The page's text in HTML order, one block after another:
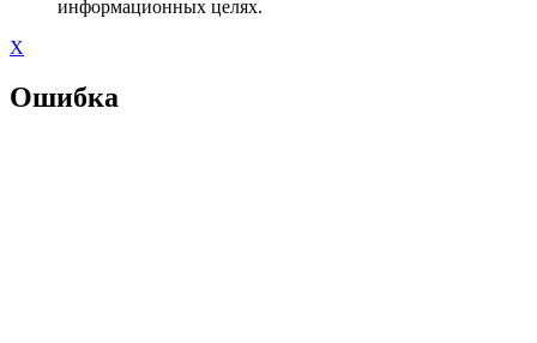
информационных целях.
X
Ошибка